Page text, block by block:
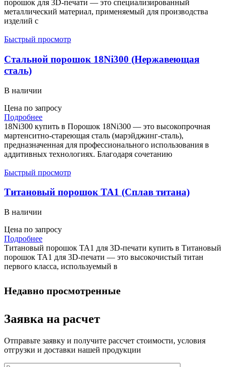
порошок для 3D-печати — это специализированный
металлический материал, применяемый для производства
изделий с
Быстрый просмотр
Стальной порошок 18Ni300 (Нержавеющая
сталь)
В наличии
Цена по запросу
Подробнее
18Ni300 купить в Порошок 18Ni300 — это высокопрочная
мартенситно-стареющая сталь (марэйджинг-сталь),
предназначенная для профессионального использования в
аддитивных технологиях. Благодаря сочетанию
Быстрый просмотр
Титановый порошок TA1 (Сплав титана)
В наличии
Цена по запросу
Подробнее
Титановый порошок TA1 для 3D-печати купить в Титановый
порошок TA1 для 3D-печати — это высокочистый титан
первого класса, используемый в
Недавно просмотренные
Заявка на расчет
Отправьте заявку и получите рассчет стоимости, условия
отгрузки и доставки нашей продукции